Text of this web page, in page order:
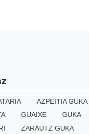
AZPEITIA GUKA
GUAIXE GUKA
ZARAUTZ GUKA